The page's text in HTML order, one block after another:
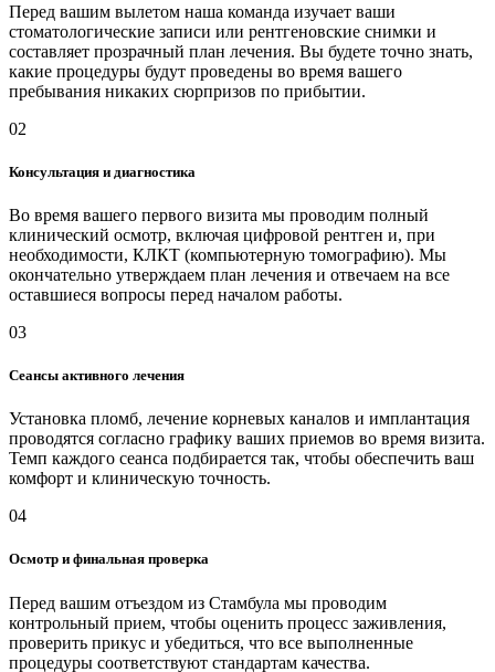
Перед вашим вылетом наша команда изучает ваши
стоматологические записи или рентгеновские снимки и
составляет прозрачный план лечения. Вы будете точно знать,
какие процедуры будут проведены во время вашего
пребывания никаких сюрпризов по прибытии.
02
Консультация и диагностика
Во время вашего первого визита мы проводим полный
клинический осмотр, включая цифровой рентген и, при
необходимости, КЛКТ (компьютерную томографию). Мы
окончательно утверждаем план лечения и отвечаем на все
оставшиеся вопросы перед началом работы.
03
Сеансы активного лечения
Установка пломб, лечение корневых каналов и имплантация
проводятся согласно графику ваших приемов во время визита.
Темп каждого сеанса подбирается так, чтобы обеспечить ваш
комфорт и клиническую точность.
04
Осмотр и финальная проверка
Перед вашим отъездом из Стамбула мы проводим
контрольный прием, чтобы оценить процесс заживления,
проверить прикус и убедиться, что все выполненные
процедуры соответствуют стандартам качества.